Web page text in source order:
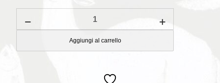
con
calze
quantità
Aggiungi al carrello